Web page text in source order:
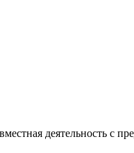
деятельность с